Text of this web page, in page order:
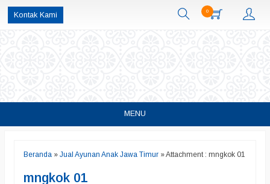
Kontak Kami 0
MENU
Beranda » Jual Ayunan Anak Jawa Timur » Attachment : mngkok 01
mngkok 01